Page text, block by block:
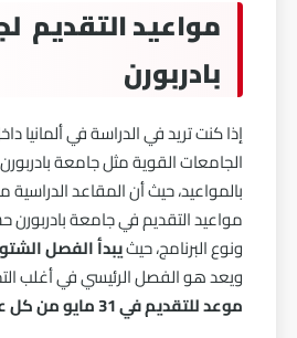
مواعيد التقديم
بادربورن
إذا كنت تريد في الدراسة في ألمانيا
الجامعات القوية مثل جامعة
بالمواعيد، حيث أن المقاعد
مواعيد التقديم في جامعة
ونوع البرنامج، حيثيبدأ الفصل
ويعد هو الفصل الرئيسي في أغلب
موعد للتقديم في 31 مايو من كل عام.